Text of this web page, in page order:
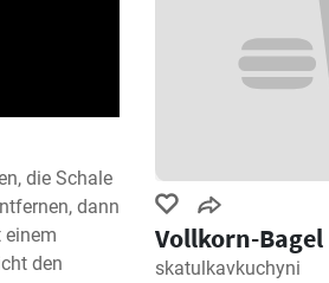
die Schale
dann
einem
den
Vollkorn-Bagel
skatulkavkuchyni